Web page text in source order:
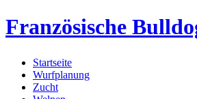
Skip
to
Französische
Startseite
Wurfplanung
Zucht